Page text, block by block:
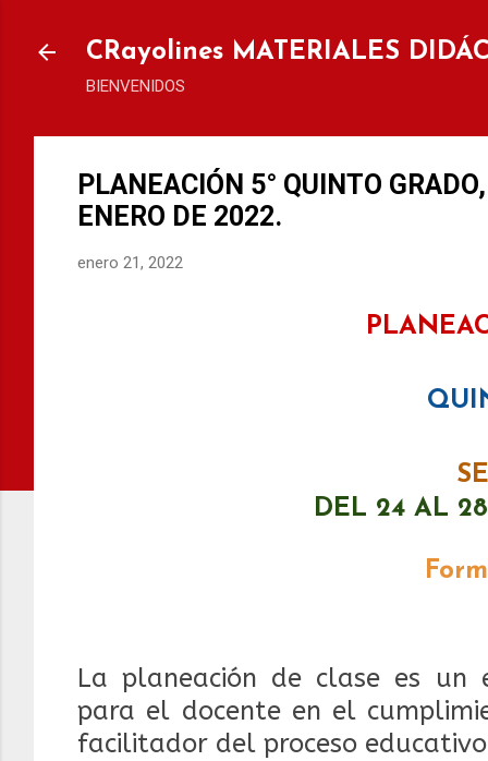
CRayolines MATERIALES
BIENVENIDOS
PLANEACIÓN 5° QUINTO
ENERO DE 2022.
enero 21, 2022
DEL 24 AL
La planeación de clase es un
para el docente en el
facilitador del proceso